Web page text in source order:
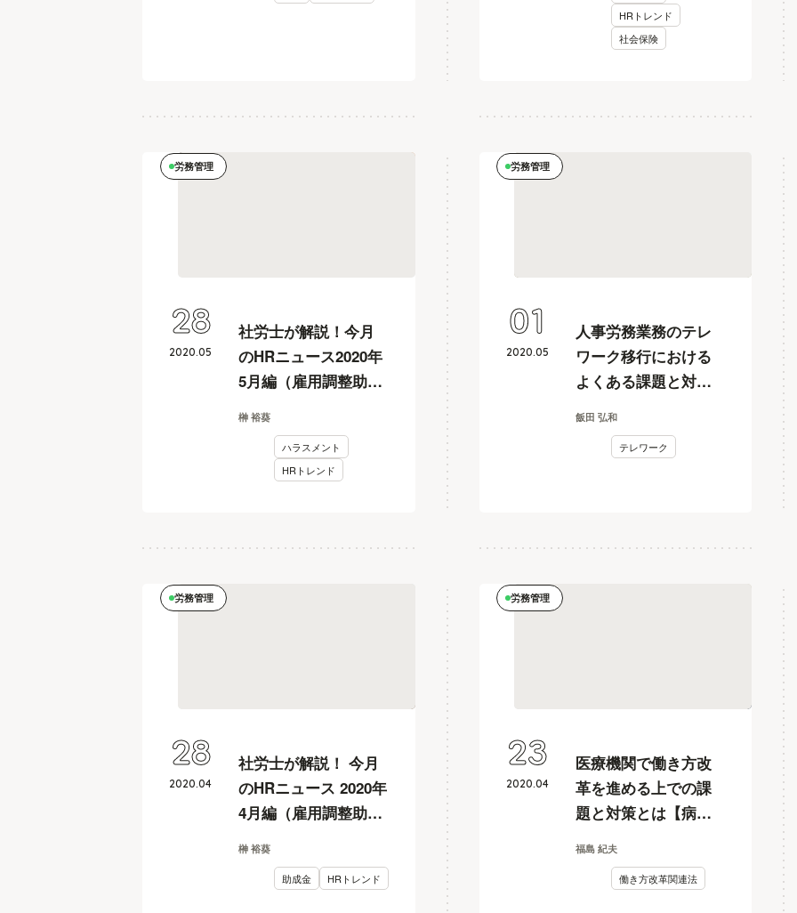
HRトレンド
社会保険
労務管理
社労士が解説！今月
のHRニュース2020年
5月編（雇用調整助成
成金/パワハラ防止法
など）
榊 裕葵
ハラスメント
HRトレンド
2020.05
28
労務管理
人事労務業務のテレ
ワーク移行における
よくある課題と対策
飯田 弘和
テレワーク
2020.05
01
労務管理
社労士が解説！ 今月
のHRニュース 2020年
4月編（雇用調整助成
働き方改革関連法な
榊 裕葵
助成金 HRトレンド
2020.04
28
労務管理
医療機関で働き方改
革を進める上での課
題と対策とは【病院
福島 紀夫
働き方改革関連法
2020.04
23